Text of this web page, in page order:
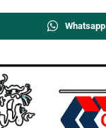
Whatsapp